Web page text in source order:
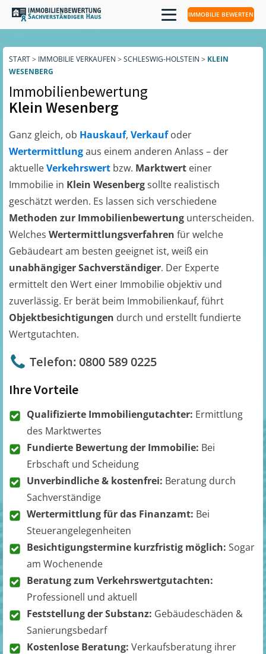
IMMOBILIE BEWERTEN
START> IMMOBILIE VERKAUFEN > SCHLESWIG-HOLSTEIN > KLEIN
WESENBERG
Immobilienbewertung
Klein Wesenberg
Ganz gleich, ob Hauskauf, Verkaufoder
Wertermittlungaus einem anderen Anlass – der
aktuelleVerkehrswert bzw. Marktwert einer
Immobilie in Klein Wesenbergsollte realistisch
geschätzt werden. Es lassen sich verschiedene
Methoden zur Immobilienbewertung unterscheiden.
Welches Wertermittlungsverfahren für welche
Gebäudeart am besten geeignet ist, weiß ein
unabhängiger Sachverständiger. Der Experte
ermittelt den Wert einer Immobilie objektiv und
zuverlässig. Er berät beim Immobilienkauf, führt
Objektbesichtigungen durch und erstellt fundierte
Wertgutachten.
Telefon: 0800 589 0225
Ihre Vorteile
Qualifizierte Immobiliengutachter: Ermittlung
des Marktwertes
Fundierte Bewertung der Immobilie: Bei
Erbschaft und Scheidung
Unverbindliche & kostenfrei: Beratung durch
Sachverständige
Wertermittlung für das Finanzamt: Bei
Steuerangelegenheiten
Besichtigungstermine kurzfristig möglich: Sogar
am Wochenende
Beratung zum Verkehrswertgutachten:
Professionell und aktuell
Feststellung der Substanz: Gebäudeschäden &
Sanierungsbedarf
Kostenlose Beratung: Verkaufsberatung ihrer